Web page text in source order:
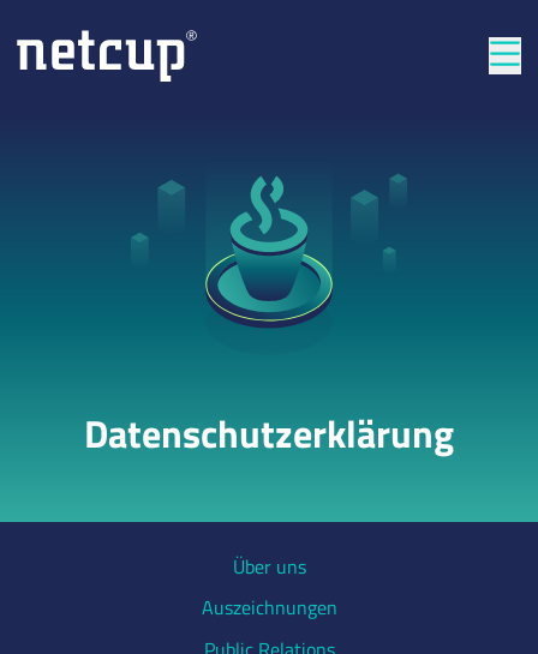
Datenschutzerklärung
Über uns
Auszeichnungen